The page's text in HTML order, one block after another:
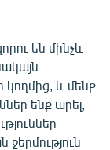
են մինչև
կողմից, և մենք
ենք արել,